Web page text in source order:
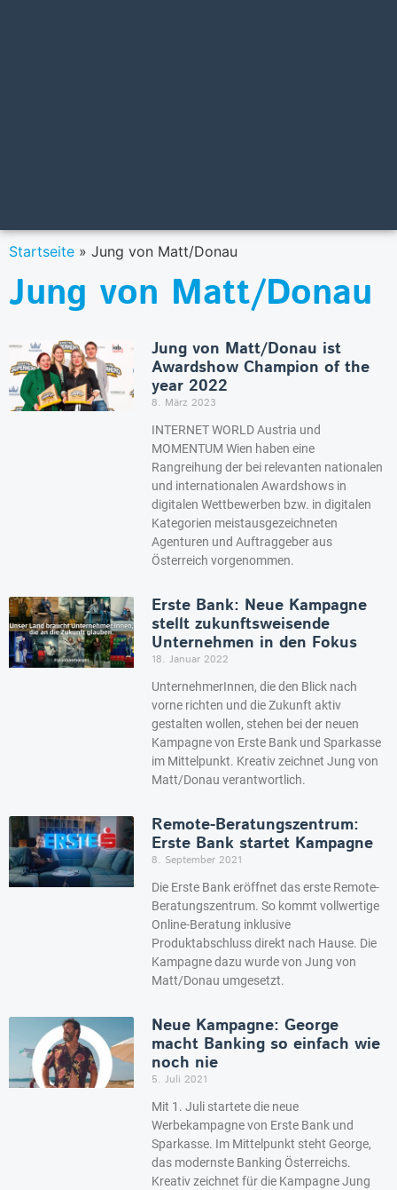
Startseite » Jung von Matt/Donau
Jung von Matt/Donau
Jung von Matt/Donau ist
Awardshow Champion of the
year 2022
8. März 2023
INTERNET WORLD Austria und
MOMENTUM Wien haben eine
Rangreihung der bei relevanten nationalen
und internationalen Awardshows in
digitalen Wettbewerben bzw. in digitalen
Kategorien meistausgezeichneten
Agenturen und Auftraggeber aus
Österreich vorgenommen.
Erste Bank: Neue Kampagne
stellt zukunftsweisende
Unternehmen in den Fokus
18. Januar 2022
UnternehmerInnen, die den Blick nach
vorne richten und die Zukunft aktiv
gestalten wollen, stehen bei der neuen
Kampagne von Erste Bank und Sparkasse
im Mittelpunkt. Kreativ zeichnet Jung von
Matt/Donau verantwortlich.
Remote-Beratungszentrum:
Erste Bank startet Kampagne
8. September 2021
Die Erste Bank eröffnet das erste Remote-
Beratungszentrum. So kommt vollwertige
Online-Beratung inklusive
Produktabschluss direkt nach Hause. Die
Kampagne dazu wurde von Jung von
Matt/Donau umgesetzt.
Neue Kampagne: George
macht Banking so einfach wie
noch nie
5. Juli 2021
Mit 1. Juli startete die neue
Werbekampagne von Erste Bank und
Sparkasse. Im Mittelpunkt steht George,
das modernste Banking Österreichs.
Kreativ zeichnet für die Kampagne Jung